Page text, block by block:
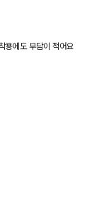
용에도 부담이 적어요